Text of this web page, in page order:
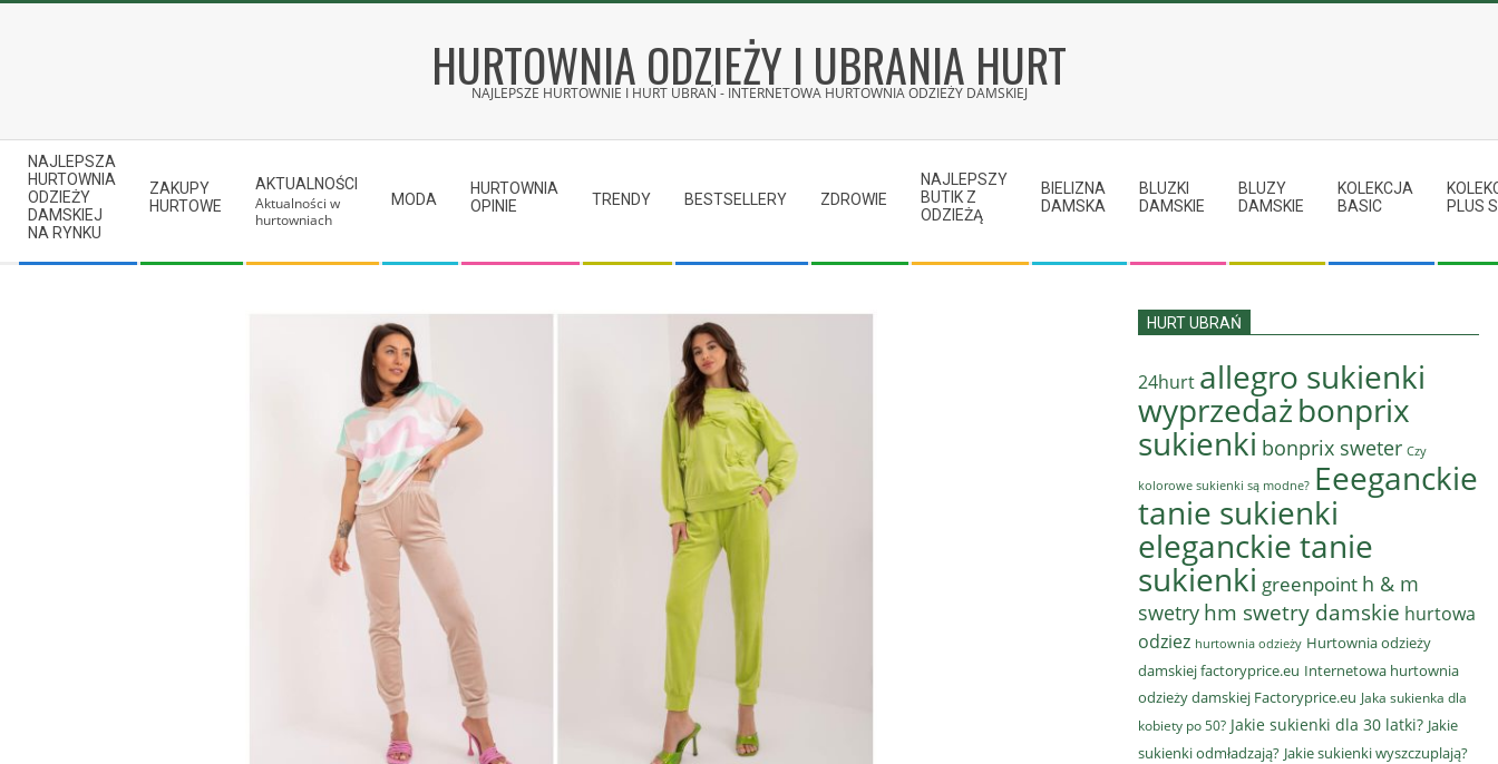
HURTOWNIA ODZIEŻY I UBRANIA HURT
NAJLEPSZE HURTOWNIE I HURT UBRAŃ - INTERNETOWA HURTOWNIA ODZIEŻY DAMSKIEJ
Secondary
Navigation
Menu
NAJLEPSZA
HURTOWNIA
ODZIEŻY
DAMSKIEJ
NA RYNKU
ZAKUPY
HURTOWE
AKTUALNOŚCI
Aktualności w
hurtowniach
MODA
HURTOWNIA
OPINIE
TRENDY BESTSELLERY ZDROWIE
NAJLEPSZY
BUTIK Z
ODZIEŻĄ
BIELIZNA
DAMSKA
BLUZKI
DAMSKIE
BLUZY
DAMSKIE
KOLEKCJA
BASIC
PLUS
HURT UBRAŃ
24hurt allegro sukienki
wyprzedażbonprix
sukienki bonprix sweter Czy
kolorowe sukienki są modne? Eeeganckie
tanie sukienki
eleganckie tanie
sukienki greenpoint h & m
swetry hm swetry damskie hurtowa
odziez hurtownia odzieży Hurtownia odzieży
damskiej factoryprice.eu Internetowa hurtownia
odzieży damskiej Factoryprice.eu Jaka sukienka dla
kobiety po 50? Jakie sukienki dla 30 latki? Jakie
sukienki odmładzają? Jakie sukienki wyszczuplają?